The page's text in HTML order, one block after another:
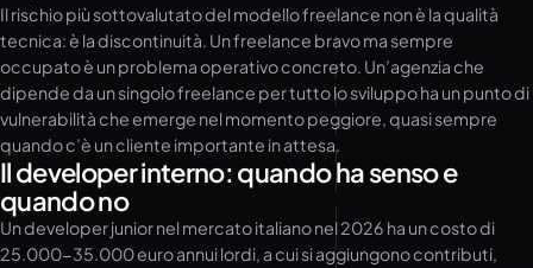
Il rischio più sottovalutato del modello freelance non è la qualità
tecnica: è la discontinuità. Un freelance bravo ma sempre
occupato è un problema operativo concreto. Un’agenzia che
dipende da un singolo freelance per tutto lo sviluppo ha un punto di
vulnerabilità che emerge nel momento peggiore, quasi sempre
quando c’è un cliente importante in attesa.
Il developer interno: quando ha senso e
quando no
Un developer junior nel mercato italiano nel 2026 ha un costo di
25.000-35.000 euro annui lordi, a cui si aggiungono contributi,